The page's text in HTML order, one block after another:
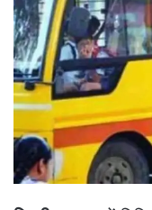
a
n
e
m
a
i
l